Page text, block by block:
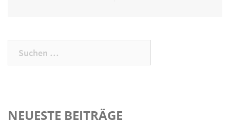
Suchen
nach:
NEUESTE BEITRÄGE